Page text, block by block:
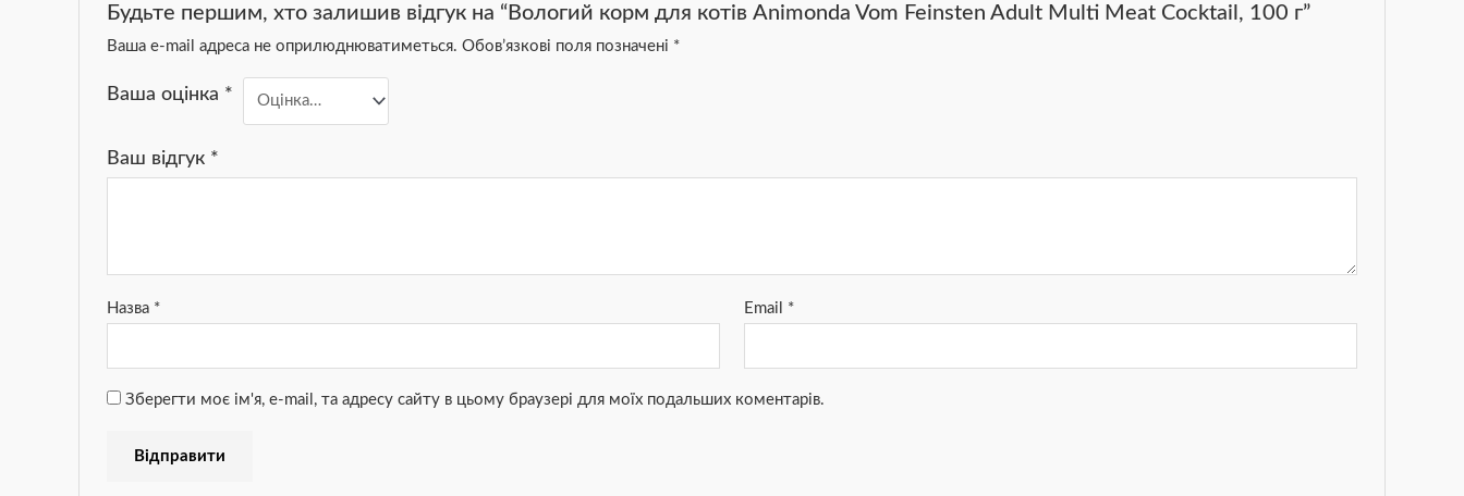
Будьте першим, хто залишив відгук на “Вологий корм для котів Animonda Vom Feinsten Adult Multi Meat Cocktail, 100 г”
Ваша e-mail адреса не оприлюднюватиметься. Обов’язкові поля позначені *
Ваша оцінка *
Ваш відгук *
Назва * Email *
Зберегти моє ім'я, e-mail, та адресу сайту в цьому браузері для моїх подальших коментарів.